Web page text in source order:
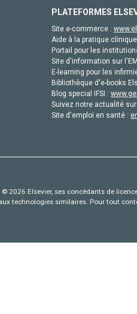
PLATEFORMES
Site e-commerce :
Aide à la pratique
Portail pour les
Site d'information sur
E-learning pour les
Bibliothèque d'e-books
Blog special IFSI :
Suivez notre actualité
Site d'emploi en santé :
2026 Elsevier, ses concédants de
technologies similaires. Pour tout